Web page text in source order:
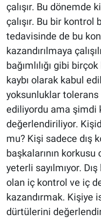
çalışır. Bu dönemde
çalışır. Bu bir kontrol
tedavisinde de bu
kazandırılmaya
bağımlılığı gibi
kaybı olarak kabul
yoksunluklar
ediliyordu ama şimdi
değerlendiriliyor.
mu? Kişi sadece dış
başkalarının
yeterli sayılmıyor.
olan iç kontrol ve iç
kazandırmak. Kişiye
dürtülerini